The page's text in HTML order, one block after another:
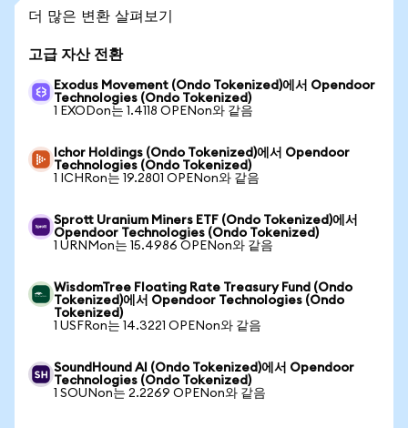
더 많은 변환 살펴보기
고급 자산 전환
Exodus Movement (Ondo Tokenized)에서 Opendoor
Technologies (Ondo Tokenized)
1 EXODon는 1.4118 OPENon와 같음
Ichor Holdings (Ondo Tokenized)에서 Opendoor
Technologies (Ondo Tokenized)
1 ICHRon는 19.2801 OPENon와 같음
Sprott Uranium Miners ETF (Ondo Tokenized)에서
Opendoor Technologies (Ondo Tokenized)
1 URNMon는 15.4986 OPENon와 같음
WisdomTree Floating Rate Treasury Fund (Ondo
Tokenized)에서 Opendoor Technologies (Ondo
Tokenized)
1 USFRon는 14.3221 OPENon와 같음
SoundHound AI (Ondo Tokenized)에서 Opendoor
Technologies (Ondo Tokenized)
1 SOUNon는 2.2269 OPENon와 같음